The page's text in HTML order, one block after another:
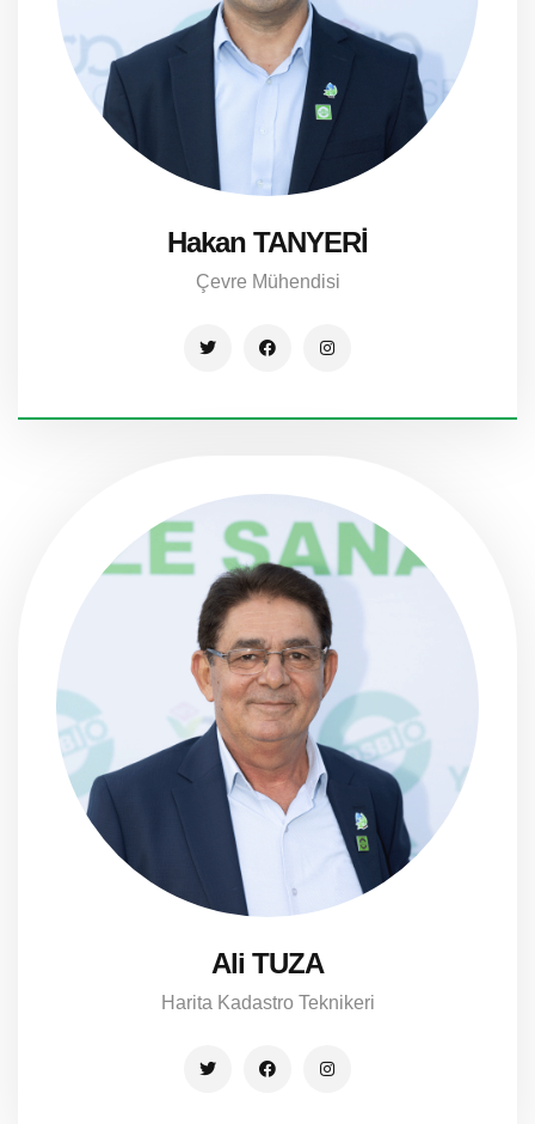
Hakan TANYERİ
Çevre Mühendisi
Ali TUZA
Harita Kadastro Teknikeri